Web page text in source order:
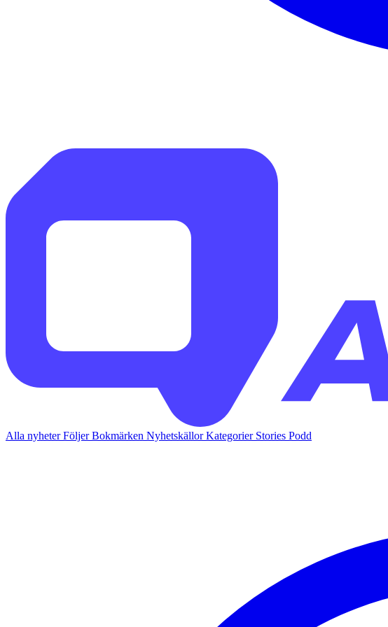
Alla nyheterFöljerBokmärken NyhetskällorKategorier Stories Podd